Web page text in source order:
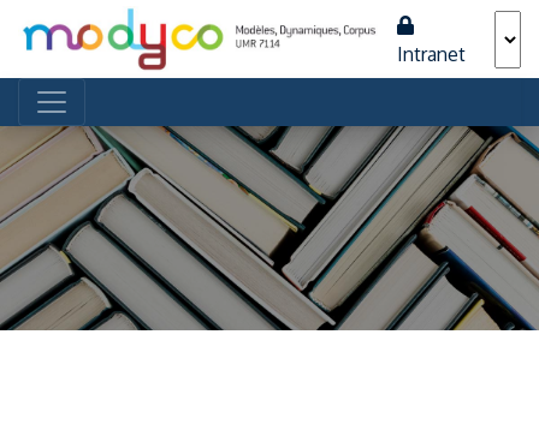
Intranet
Navigation principale